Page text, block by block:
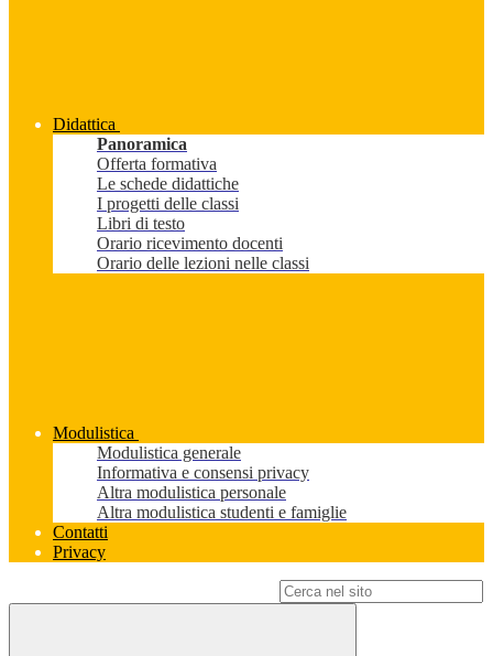
Didattica
Panoramica
Offerta formativa
Le schede didattiche
I progetti delle classi
Libri di testo
Orario ricevimento docenti
Orario delle lezioni nelle classi
Modulistica
Modulistica generale
Informativa e consensi privacy
Altra modulistica personale
Altra modulistica studenti e famiglie
Contatti
Privacy